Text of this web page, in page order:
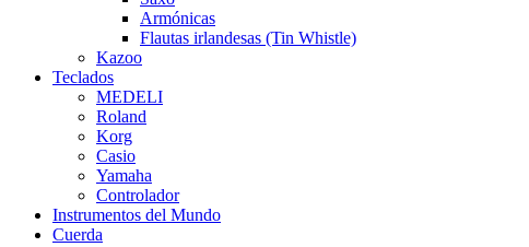
Armónicas
Flautas irlandesas (Tin Whistle)
Kazoo
Teclados
MEDELI
Roland
Korg
Casio
Yamaha
Controlador
Instrumentos del Mundo
Cuerda